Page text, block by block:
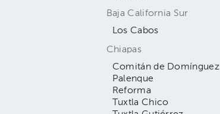
Baja California Sur
Los Cabos
Chiapas
Comitán de Domínguez
Palenque
Reforma
Tuxtla Chico